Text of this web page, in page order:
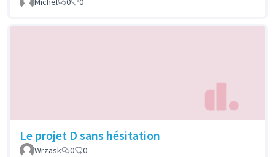
Le projet D sans hésitation
Wrzask 0 0